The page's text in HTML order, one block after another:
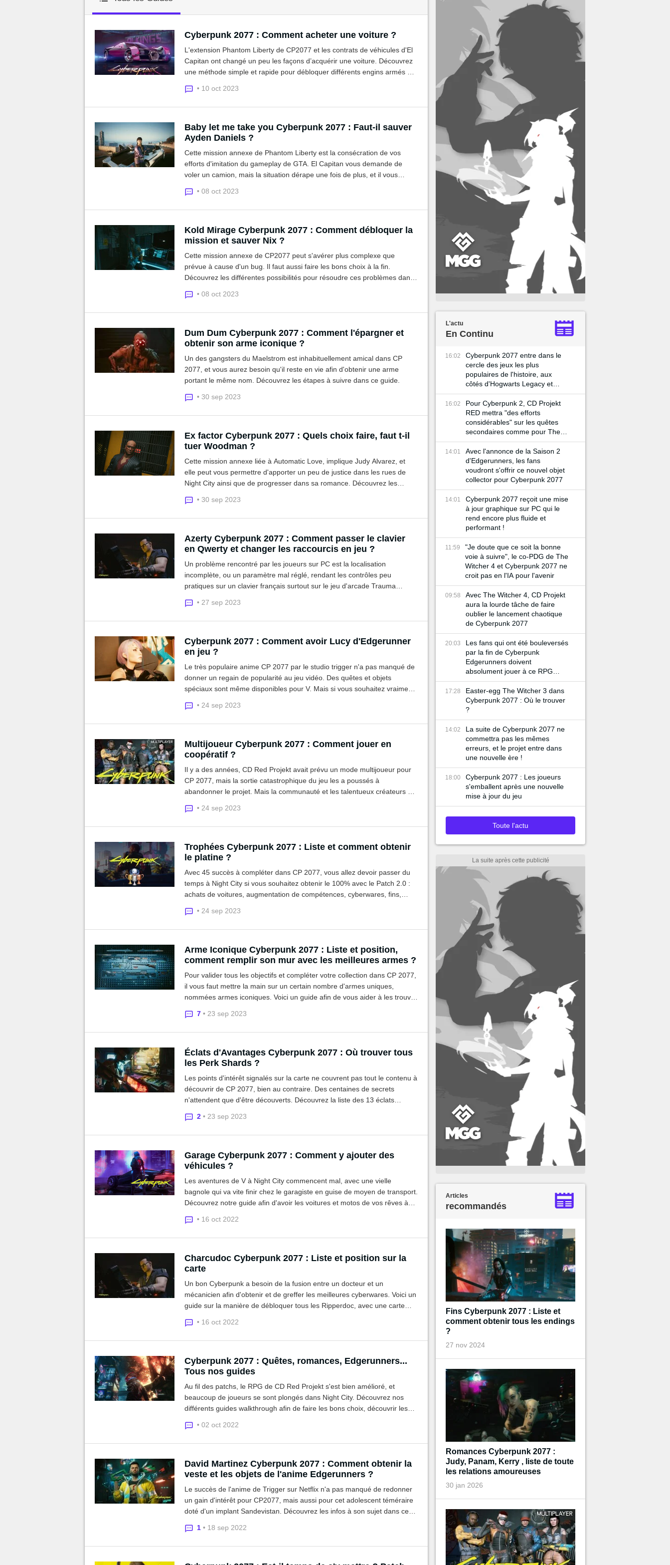
MGG
Cyberpunk 2077 : Comment acheter une voiture ?
L'extension Phantom Liberty de CP2077 et les contrats de véhicules d'El
Capitan ont changé un peu les façons d’acquérir une voiture. Découvrez
une méthode simple et rapide pour débloquer différents engins armés ou
• 10 oct 2023
Baby let me take you Cyberpunk 2077 : Faut-il sauver
Ayden Daniels ?
Cette mission annexe de Phantom Liberty est la consécration de vos
efforts d'imitation du gameplay de GTA. El Capitan vous demande de
voler un camion, mais la situation dérape une fois de plus, et il vous
• 08 oct 2023
Kold Mirage Cyberpunk 2077 : Comment débloquer la
mission et sauver Nix ?
Cette mission annexe de CP2077 peut s'avérer plus complexe que
prévue à cause d'un bug. Il faut aussi faire les bons choix à la fin.
Découvrez les différentes possibilités pour résoudre ces problèmes dans
• 08 oct 2023
Dum Dum Cyberpunk 2077 : Comment l'épargner et
obtenir son arme iconique ?
Un des gangsters du Maelstrom est inhabituellement amical dans CP
2077, et vous aurez besoin qu'il reste en vie afin d'obtenir une arme
portant le même nom. Découvrez les étapes à suivre dans ce guide.
• 30 sep 2023
Ex factor Cyberpunk 2077 : Quels choix faire, faut t-il
tuer Woodman ?
Cette mission annexe liée à Automatic Love, implique Judy Alvarez, et
elle peut vous permettre d'apporter un peu de justice dans les rues de
Night City ainsi que de progresser dans sa romance. Découvrez les
ce guide.
• 30 sep 2023
Azerty Cyberpunk 2077 : Comment passer le clavier
en Qwerty et changer les raccourcis en jeu ?
Un problème rencontré par les joueurs sur PC est la localisation
incomplète, ou un paramètre mal réglé, rendant les contrôles peu
pratiques sur un clavier français surtout sur le jeu d'arcade Trauma
avec ce guide explicatif.
• 27 sep 2023
Cyberpunk 2077 : Comment avoir Lucy d'Edgerunner
en jeu ?
Le très populaire anime CP 2077 par le studio trigger n'a pas manqué de
donner un regain de popularité au jeu vidéo. Des quêtes et objets
spéciaux sont même disponibles pour V. Mais si vous souhaitez vraiment
faire dans ce guide.
• 24 sep 2023
Multijoueur Cyberpunk 2077 : Comment jouer en
coopératif ?
Il y a des années, CD Red Projekt avait prévu un mode multijoueur pour
CP 2077, mais la sortie catastrophique du jeu les a poussés à
abandonner le projet. Mais la communauté et les talentueux créateurs de
• 24 sep 2023
Trophées Cyberpunk 2077 : Liste et comment obtenir
le platine ?
Avec 45 succès à compléter dans CP 2077, vous allez devoir passer du
temps à Night City si vous souhaitez obtenir le 100% avec le Patch 2.0 :
achats de voitures, augmentation de compétences, cyberwares, fins,
guide.
• 24 sep 2023
Arme Iconique Cyberpunk 2077 : Liste et position,
comment remplir son mur avec les meilleures armes ?
Pour valider tous les objectifs et compléter votre collection dans CP 2077,
il vous faut mettre la main sur un certain nombre d'armes uniques,
nommées armes iconiques. Voici un guide afin de vous aider à les trouver
7 • 23 sep 2023
Éclats d'Avantages Cyberpunk 2077 : Où trouver tous
les Perk Shards ?
Les points d'intérêt signalés sur la carte ne couvrent pas tout le contenu à
découvrir de CP 2077, bien au contraire. Des centaines de secrets
n'attendent que d'être découverts. Découvrez la liste des 13 éclats
2 • 23 sep 2023
Garage Cyberpunk 2077 : Comment y ajouter des
véhicules ?
Les aventures de V à Night City commencent mal, avec une vielle
bagnole qui va vite finir chez le garagiste en guise de moyen de transport.
Découvrez notre guide afin d'avoir les voitures et motos de vos rêves à
• 16 oct 2022
Charcudoc Cyberpunk 2077 : Liste et position sur la
carte
Un bon Cyberpunk a besoin de la fusion entre un docteur et un
mécanicien afin d'obtenir et de greffer les meilleures cyberwares. Voici un
guide sur la manière de débloquer tous les Ripperdoc, avec une carte
• 16 oct 2022
Cyberpunk 2077 : Quêtes, romances, Edgerunners...
Tous nos guides
Au fil des patchs, le RPG de CD Red Projekt s'est bien amélioré, et
beaucoup de joueurs se sont plongés dans Night City. Découvrez nos
différents guides walkthrough afin de faire les bons choix, découvrir les
• 02 oct 2022
David Martinez Cyberpunk 2077 : Comment obtenir la
veste et les objets de l'anime Edgerunners ?
Le succès de l'anime de Trigger sur Netflix n'a pas manqué de redonner
un gain d'intérêt pour CP2077, mais aussi pour cet adolescent téméraire
doté d'un implant Sandevistan. Découvrez les infos à son sujet dans ce
1 • 18 sep 2022
L'actu
En Continu
16:02
Cyberpunk 2077 entre dans le
cercle des jeux les plus
populaires de l'histoire, aux
côtés d'Hogwarts Legacy et
Skyrim
16:02
Pour Cyberpunk 2, CD Projekt
RED mettra "des efforts
considérables" sur les quêtes
secondaires comme pour The
Witcher 3
14:01
Avec l'annonce de la Saison 2
d'Edgerunners, les fans
voudront s'offrir ce nouvel objet
collector pour Cyberpunk 2077
14:01
Cyberpunk 2077 reçoit une mise
à jour graphique sur PC qui le
rend encore plus fluide et
performant !
11:59
"Je doute que ce soit la bonne
voie à suivre", le co-PDG de The
Witcher 4 et Cyberpunk 2077 ne
croit pas en l'IA pour l'avenir
09:58
Avec The Witcher 4, CD Projekt
aura la lourde tâche de faire
oublier le lancement chaotique
de Cyberpunk 2077
20:03
Les fans qui ont été bouleversés
par la fin de Cyberpunk
Edgerunners doivent
absolument jouer à ce RPG
gratuit
17:28
Easter-egg The Witcher 3 dans
Cyberpunk 2077 : Où le trouver
?
14:02
La suite de Cyberpunk 2077 ne
commettra pas les mêmes
erreurs, et le projet entre dans
une nouvelle ère !
18:00
Cyberpunk 2077 : Les joueurs
s'emballent après une nouvelle
mise à jour du jeu
Toute l'actu
Articles
recommandés
Fins Cyberpunk 2077 : Liste et
comment obtenir tous les endings
?
27 nov 2024
Romances Cyberpunk 2077 :
Judy, Panam, Kerry , liste de toute
les relations amoureuses
30 jan 2026